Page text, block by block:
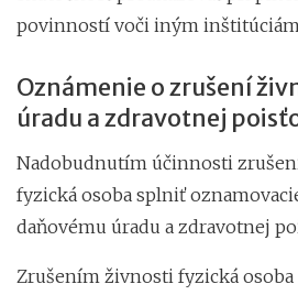
povinností voči iným
Oznámenie o zrušení
úradu a zdravotnej
Nadobudnutím účinnosti
fyzická osoba splniť
daňovému úradu a zdravotnej
Zrušením živnosti fyzická